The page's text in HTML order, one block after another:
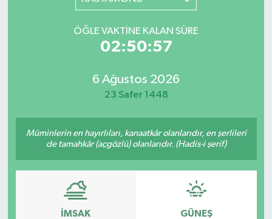
ÖĞLE VAKTINE KALAN SÜRE
02:50:57
6 Ağustos 2026
23 Safer 1448
Müminlerin en hayırlıları, kanaatkâr olanlarıdır, en şerlileri
de tamahkâr (açgözlü) olanlarıdır. (Hadis-i şerif)
İMSAK GÜNEŞ